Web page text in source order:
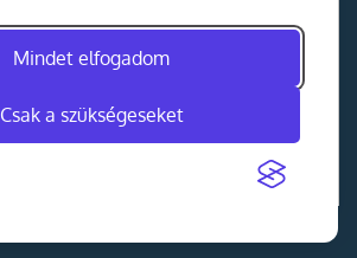
Mindet elfogadom
Csak a szükségeseket